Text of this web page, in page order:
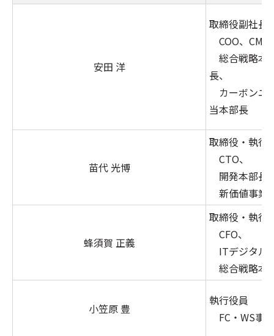
安田 洋
取締役副社長
COO、CMO
総合戦略本
長、
カーボンニ
当本部長
苗代 光博
取締役・執行
CTO、
開発本部長
新価値事業
蜂須賀 正義
取締役・執行
CFO、
ITデジタル
総合戦略本
小笠原 豊
執行役員
FC・WS事